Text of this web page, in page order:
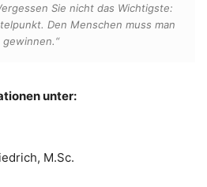
Sie nicht das Wichtigste:
Den Menschen muss man
gewinnen.“
unter:
M.Sc.